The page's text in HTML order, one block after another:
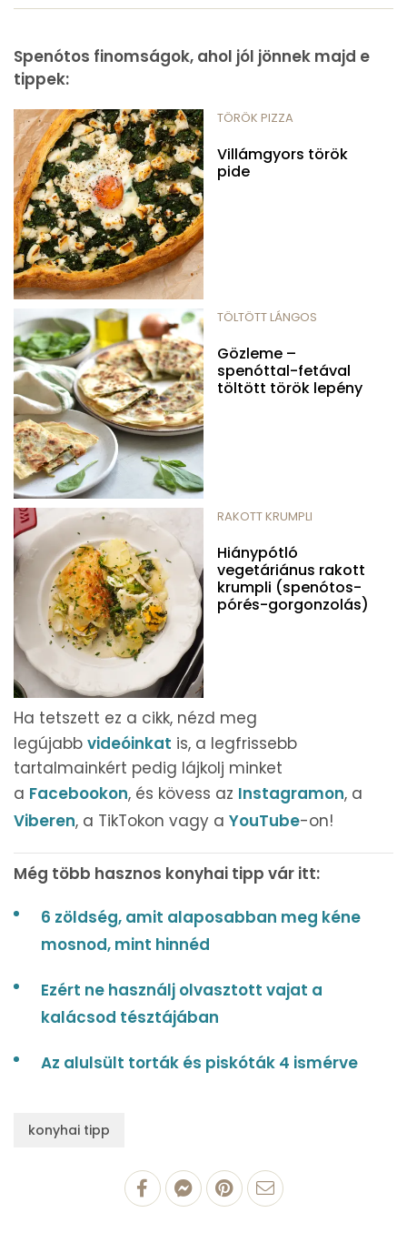
Spenótos finomságok, ahol jól jönnek majd e
tippek:
TÖRÖK PIZZA
Villámgyors török
pide
TÖLTÖTT LÁNGOS
Gözleme –
spenóttal-fetával
töltött török lepény
RAKOTT KRUMPLI
Hiánypótló
vegetáriánus rakott
krumpli (spenótos-
pórés-gorgonzolás)
Ha tetszett ez a cikk, nézd meg
legújabb videóinkat is, a legfrissebb
tartalmainkért pedig lájkolj minket
a Facebookon, és kövess az Instagramon, a
Viberen, a TikTokon vagy a YouTube-on!
Még több hasznos konyhai tipp vár itt:
6 zöldség, amit alaposabban meg kéne
mosnod, mint hinnéd
Ezért ne használj olvasztott vajat a
kalácsod tésztájában
Az alulsült torták és piskóták 4 ismérve
konyhai tipp